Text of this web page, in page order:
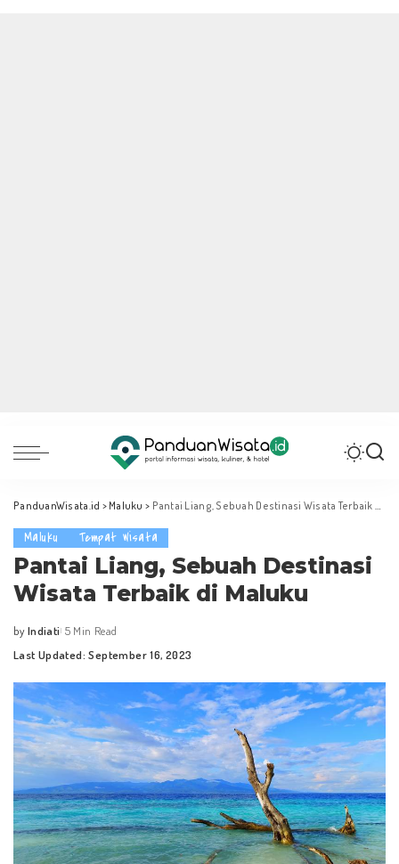
PanduanWisata.id > Maluku > Pantai Liang, Sebuah Destinasi Wisata Terbaik di Maluku
Maluku Tempat Wisata
Pantai Liang, Sebuah Destinasi
Wisata Terbaik di Maluku
Posted
by
by Indiati 5 Min Read
Last Updated: September 16, 2023